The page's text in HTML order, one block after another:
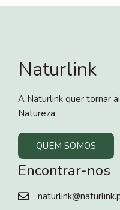
Naturlink
A Naturlink quer tornar
Natureza.
QUEM SOMOS
Encontrar-nos